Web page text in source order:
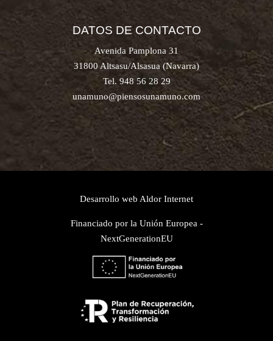
DATOS DE CONTACTO
Avenida Pamplona 31
31800 Altsasu/Alsasua (Navarra)
Tel. 948 56 28 29
unamuno@piensosunamuno.com
Desarrollo web Aldor Internet
Financiado por la Unión Europea -
NextGenerationEU